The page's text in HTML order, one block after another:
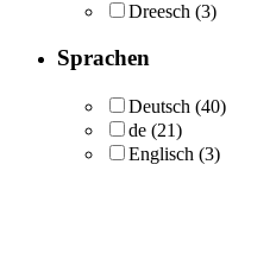
Dreesch (3)
Sprachen
Deutsch (40)
de (21)
Englisch (3)